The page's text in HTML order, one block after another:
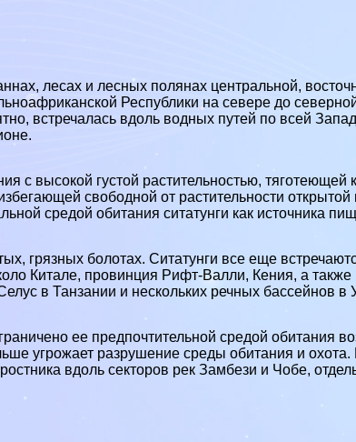
, лесах и лесных полянах центральной,
Республики на севере до
встречалась вдоль водных путей по всей
с высокой густой растительностью,
свободной от растительности
средой обитания ситатунги как источника
грязных болотах. Ситатунги все еще
Китале, провинция Рифт-Валли, Кения, а
вТанзании и нескольких речных бассейнов в
ее предпочтительной средой обитания
угрожает разрушение среды обитания и
вдоль секторов рек Замбези и Чобе,